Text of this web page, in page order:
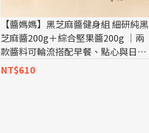
【醬媽媽】黑芝麻醬健身組 細研純黑
芝麻醬200g＋綜合堅果醬200g ｜兩
款醬料可輪流搭配早餐、點心與日常
料理，讓每天的運動飲食更有變化。
NT$610